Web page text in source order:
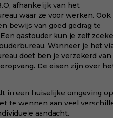
afhankelijk van het
waar ze voor werken. Ook
bewijs van goed gedrag te
gastouder kun je zelf
Wanneer je het
doet ben je verzekerd
De eisen zijn over
in een huiselijke omgeving
te wennen aan veel
aandacht.